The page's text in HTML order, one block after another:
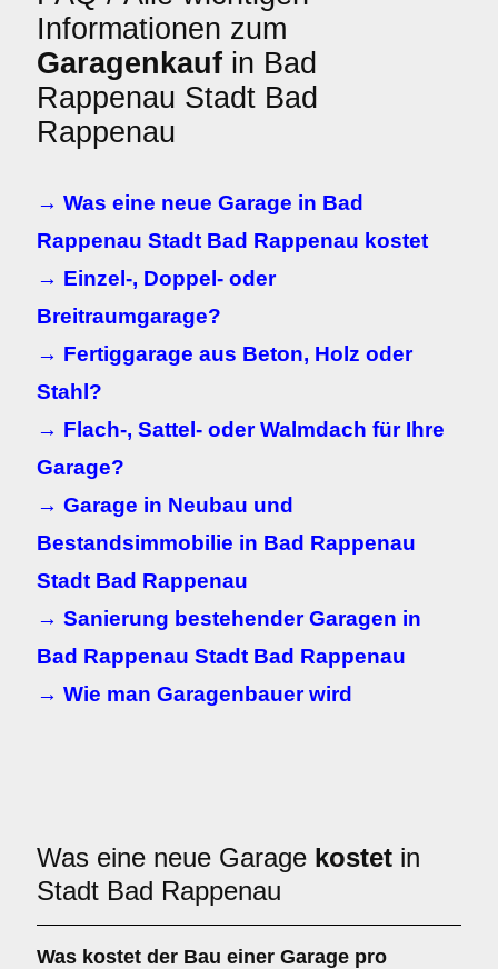
Informationen zum
Garagenkauf in Bad
Rappenau Stadt Bad
Rappenau
→ Was eine neue Garage in Bad
Rappenau Stadt Bad Rappenau kostet
→ Einzel-, Doppel- oder
Breitraumgarage?
→ Fertiggarage aus Beton, Holz oder
Stahl?
→ Flach-, Sattel- oder Walmdach für Ihre
Garage?
→ Garage in Neubau und
Bestandsimmobilie in Bad Rappenau
Stadt Bad Rappenau
→ Sanierung bestehender Garagen in
Bad Rappenau Stadt Bad Rappenau
→ Wie man Garagenbauer wird
Was eine neue Garage kostet in
Stadt Bad Rappenau
Was kostet der Bau einer Garage pro